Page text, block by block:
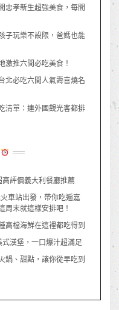
忠孝新生超強美食，每間
子玩樂不設限，爸媽也能
激推六間必吃美食！
北必吃六間人氣壽喜燒名
清單：連外國觀光客都排
評價義大利餐廳推薦
車站出發，帶你吃遍嘉
周末就這樣安排吧！
高檔海鮮在這裡都吃得到
漢堡，一口爆汁超滿足
鍋、甜點，讓你從早吃到